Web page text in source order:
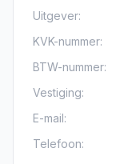
Uitgever:
KVK-nummer:
BTW-nummer:
Vestiging:
E-mail:
Telefoon: